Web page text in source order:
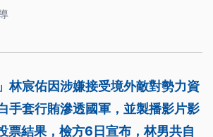
林宸佑因涉嫌接受境外敵對勢力資
手套行賄滲透國軍，並製播影片影
票結果，檢方6日宣布，林男共自